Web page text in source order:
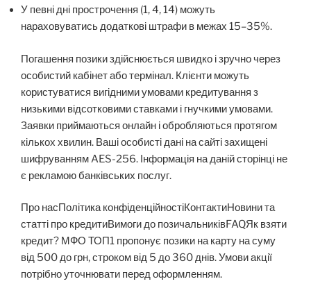
У певні дні прострочення (1, 4, 14) можуть
нараховуватись додаткові штрафи в межах 15–35%.
Погашення позики здійснюється швидко і зручно через
особистий кабінет або термінал. Клієнти можуть
користуватися вигідними умовами кредитування з
низькими відсотковими ставками і гнучкими умовами.
Заявки приймаються онлайн і обробляються протягом
кількох хвилин. Ваші особисті дані на сайті захищені
шифруванням AES-256. Інформація на даній сторінці не
є рекламою банківських послуг.
Про насПолітика конфіденційностіКонтактиНовини та
статті про кредитиВимоги до позичальниківFAQЯк взяти
кредит? МФО ТОП1 пропонує позики на карту на суму
від 500 до грн, строком від 5 до 360 днів. Умови акції
потрібно уточнювати перед оформленням.